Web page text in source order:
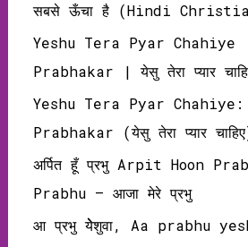
सबसे ऊँचा है (Hindi
Yeshu Tera Pyar Chahiye
Prabhakar | येसु तेरा प्यार
Yeshu Tera Pyar Chahiye:
Prabhakar (येसु तेरा प्यार
अर्पित हूँ प्रभु Arpit Hoon
Prabhu – आजा मेरे प्रभु
आ प्रभु येेेशुवा, Aa prabhu